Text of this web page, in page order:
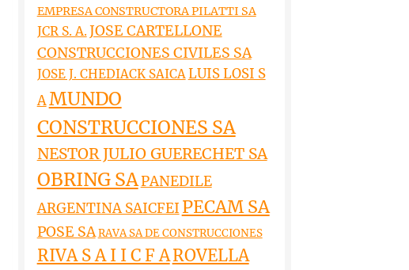
EMPRESA CONSTRUCTORA PILATTI SA
JCR S. A.JOSE CARTELLONE
CONSTRUCCIONES CIVILES SA
JOSE J. CHEDIACK SAICALUIS LOSI S
AMUNDO
CONSTRUCCIONES SA
NESTOR JULIO GUERECHET SA
OBRING SAPANEDILE
ARGENTINA SAICFEI PECAM SA
POSE SARAVA SA DE CONSTRUCCIONES
RIVA S A I I C F AROVELLA